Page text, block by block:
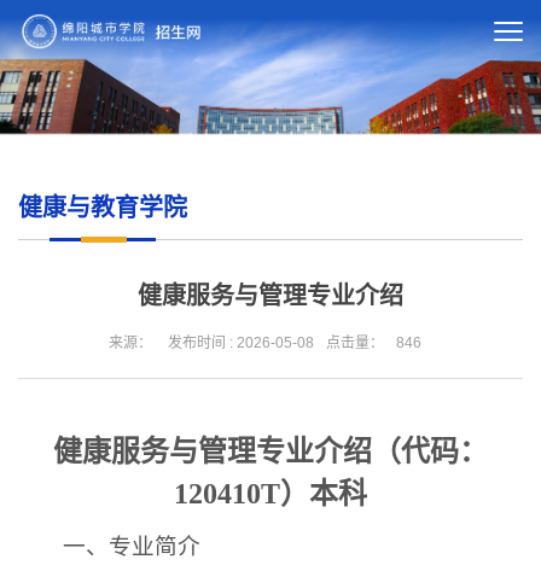
健康与教育学院
健康服务与管理专业介绍
来源： 发布时间 : 2026-05-08 点击量： 846
健康服务与管理专业介绍（代码：
120410T）本科
一、专业简介